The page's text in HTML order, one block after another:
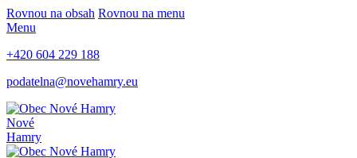
Rovnou na obsah Rovnou na menu
Menu
+420 604 229 188
podatelna@novehamry.eu
Nové
Hamry